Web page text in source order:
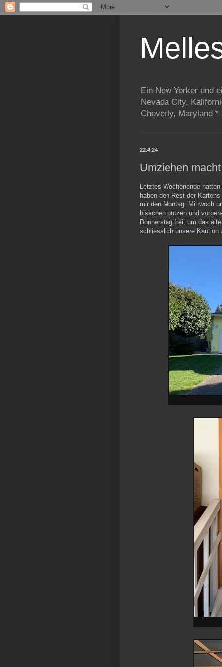
Ein New Yorker und
Nevada City,
Cheverly, Maryland *
22.4.24
Umziehen
Letztes Wochenende
haben den Rest der
mir den Montag, Mittwoch
bisschen putzen und
Donnerstag frei, um das
schliesslich unsere Kaution